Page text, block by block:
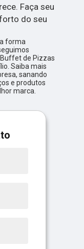
Faça seu
do seu
forma
de Pizzas
Saiba mais
sanando
e produtos
marca.